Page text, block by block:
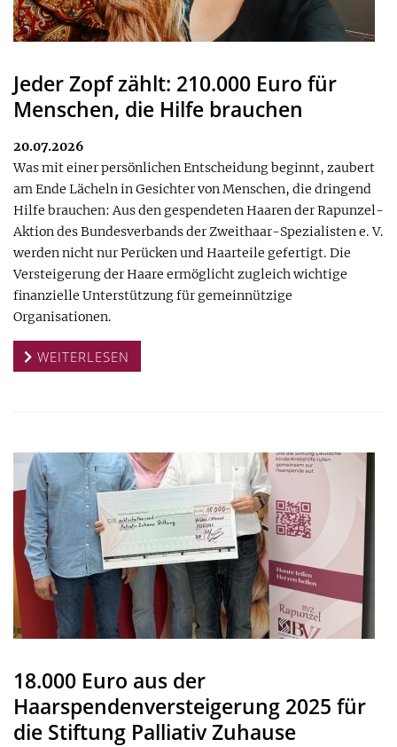
Jeder Zopf zählt: 210.000 Euro für
Menschen, die Hilfe brauchen
20.07.2026
Was mit einer persönlichen Entscheidung beginnt, zaubert
am Ende Lächeln in Gesichter von Menschen, die dringend
Hilfe brauchen: Aus den gespendeten Haaren der Rapunzel-
Aktion des Bundesverbands der Zweithaar-Spezialisten e. V.
werden nicht nur Perücken und Haarteile gefertigt. Die
Versteigerung der Haare ermöglicht zugleich wichtige
finanzielle Unterstützung für gemeinnützige
Organisationen.
WEITERLESEN
18.000 Euro aus der
Haarspendenversteigerung 2025 für
die Stiftung Palliativ Zuhause